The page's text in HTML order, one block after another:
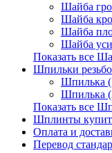
Шайба
Шайба
Шайба
Шайба
Показать все
Шпильки
Шпилька
Шпилька
Показать все
Шплинты
Оплата и
Перевод